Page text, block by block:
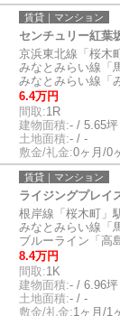
賃貸｜マンション
センチュリー紅葉
京浜東北線「桜木
みなとみらい線「
みなとみらい線「
6.4万円
間取:1R
建物面積:- / 5.65坪
土地面積:- / -
敷金/礼金:0ヶ月/0
賃貸｜マンション
ライジングプレイ
根岸線「桜木町」
みなとみらい線「
ブルーライン「高
8.4万円
間取:1K
建物面積:- / 6.96坪
土地面積:- / -
敷金/礼金:1ヶ月/1